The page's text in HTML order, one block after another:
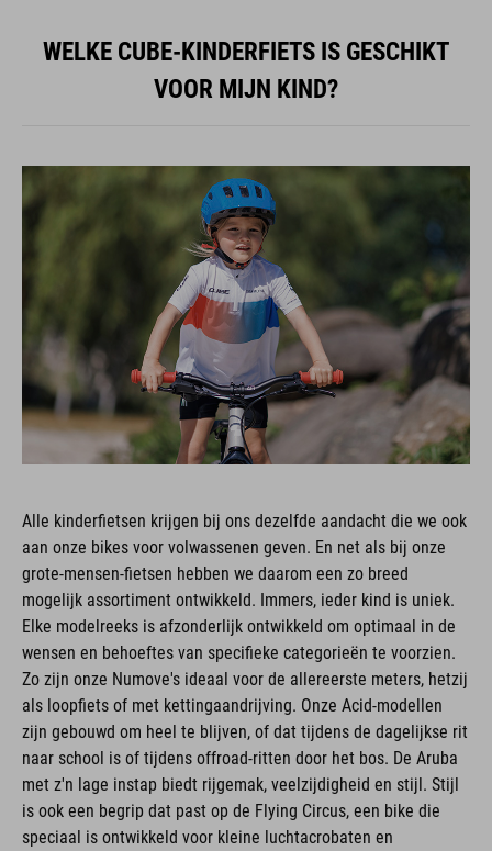
WELKE CUBE-KINDERFIETS IS GESCHIKT
VOOR MIJN KIND?
Alle kinderfietsen krijgen bij ons dezelfde aandacht die we ook
aan onze bikes voor volwassenen geven. En net als bij onze
grote-mensen-fietsen hebben we daarom een zo breed
mogelijk assortiment ontwikkeld. Immers, ieder kind is uniek.
Elke modelreeks is afzonderlijk ontwikkeld om optimaal in de
wensen en behoeftes van specifieke categorieën te voorzien.
Zo zijn onze Numove's ideaal voor de allereerste meters, hetzij
als loopfiets of met kettingaandrijving. Onze Acid-modellen
zijn gebouwd om heel te blijven, of dat tijdens de dagelijkse rit
naar school is of tijdens offroad-ritten door het bos. De Aruba
met z'n lage instap biedt rijgemak, veelzijdigheid en stijl. Stijl
is ook een begrip dat past op de Flying Circus, een bike die
speciaal is ontwikkeld voor kleine luchtacrobaten en